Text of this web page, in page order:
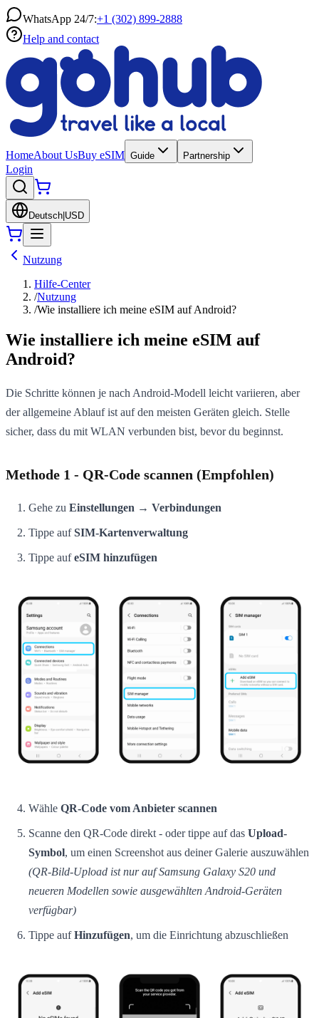
WhatsApp 24/7:+1 (302) 899-2888
Help and contact
HomeAbout UsBuy eSIM Guide Partnership
Login
Deutsch USD
Nutzung
Hilfe-Center
/Nutzung
/Wie installiere ich meine eSIM auf Android?
Wie installiere ich meine eSIM auf
Android?
Die Schritte können je nach Android-Modell leicht variieren, aber
der allgemeine Ablauf ist auf den meisten Geräten gleich. Stelle
sicher, dass du mit WLAN verbunden bist, bevor du beginnst.
Methode 1 - QR-Code scannen (Empfohlen)
Gehe zu Einstellungen → Verbindungen
Tippe aufSIM-Kartenverwaltung
Tippe aufeSIM hinzufügen
Wähle QR-Code vom Anbieter scannen
Scanne den QR-Code direkt - oder tippe auf das Upload-
Symbol, um einen Screenshot aus deiner Galerie auszuwählen
(QR-Bild-Upload ist nur auf Samsung Galaxy S20 und
neueren Modellen sowie ausgewählten Android-Geräten
verfügbar)
Tippe aufHinzufügen, um die Einrichtung abzuschließen